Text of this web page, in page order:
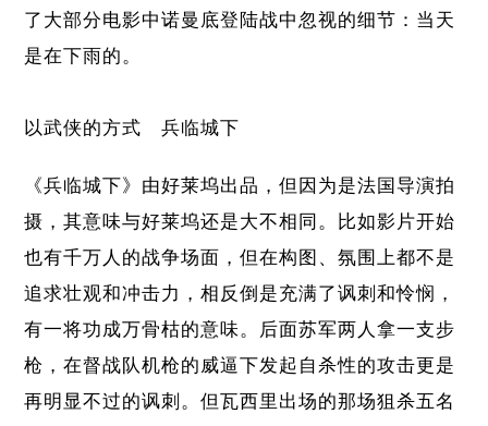
了大部分电影中诺曼底登陆战中忽视的细节：当天
是在下雨的。
以武侠的方式 兵临城下
《兵临城下》由好莱坞出品，但因为是法国导演拍
摄，其意味与好莱坞还是大不相同。比如影片开始
也有千万人的战争场面，但在构图、氛围上都不是
追求壮观和冲击力，相反倒是充满了讽刺和怜悯，
有一将功成万骨枯的意味。后面苏军两人拿一支步
枪，在督战队机枪的威逼下发起自杀性的攻击更是
再明显不过的讽刺。但瓦西里出场的那场狙杀五名